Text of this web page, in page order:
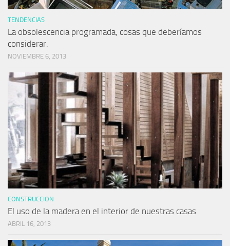
TENDENCIAS
La obsolescencia programada, cosas que deberíamos
considerar.
NOVIEMBRE 6, 2013
CONSTRUCCION
El uso de la madera en el interior de nuestras casas
ABRIL 16, 2013